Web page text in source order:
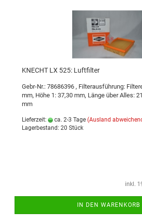
KNECHT LX 525: Luftfilter
Gebr-Nr.: 78686396 , Filterausführung:
mm, Höhe 1: 37,30 mm, Länge über Alles:
mm
Lieferzeit: ca. 2-3 Tage (Ausland
Lagerbestand: 20 Stück
inkl.
IN DEN WARENKORB